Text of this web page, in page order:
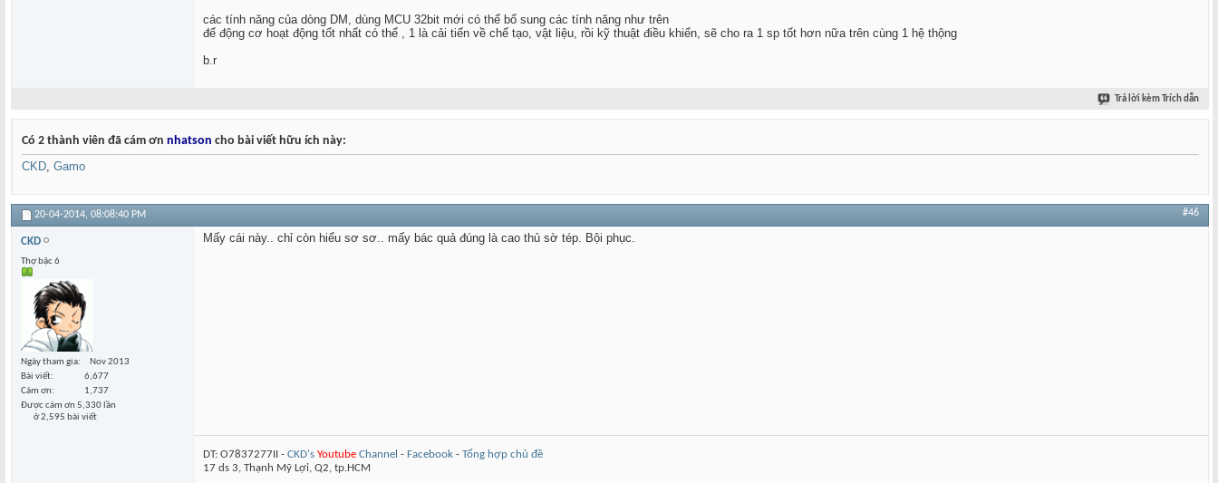
các tính năng của dòng DM, dùng MCU 32bit mới có thể bổ sung các tính năng như trên
để động cơ hoạt động tốt nhất có thể , 1 là cải tiến về chế tạo, vật liệu, rồi kỹ thuật điều khiển, sẽ cho ra 1 sp tốt hơn nữa trên cùng 1 hệ thộng
b.r
Trả lời kèm Trích dẫn
Có 2 thành viên đã cám ơn nhatson cho bài viết hữu ích này:
CKD Gamo
20-04-2014, 08:08:40 PM #46
CKD
Thợ bậc 6
Ngày tham gia
Nov 2013
Bài viết
6,677
Cám ơn
1,737
Được cám ơn 5,330 lần
ở 2,595 bài viết
Mấy cái này.. chỉ còn hiểu sơ sơ.. mấy bác quả đúng là cao thủ sờ tép. Bội phục.
DT: O7837277II - CKD's Youtube Channel - Facebook - Tổng hợp chủ đề
17 ds 3, Thạnh Mỹ Lợi, Q2, tp.HCM